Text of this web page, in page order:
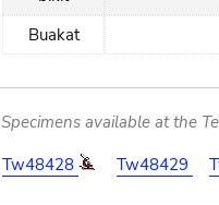
Buakat
Specimens available at the
Tw48428
Tw48429